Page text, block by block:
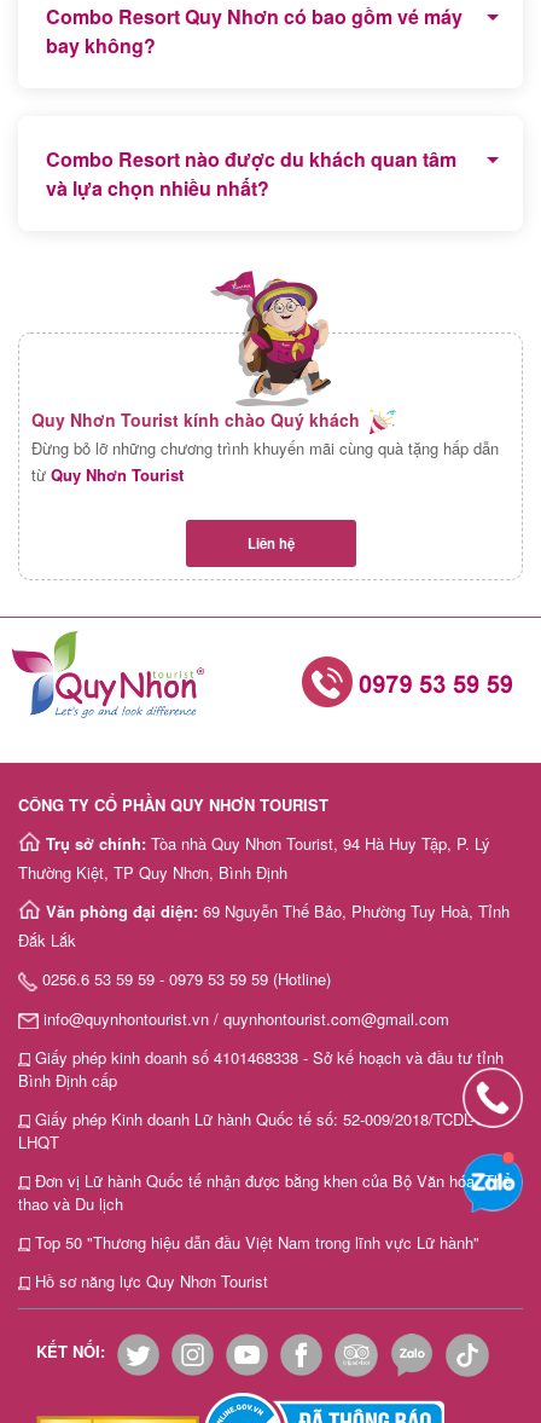
Combo Resort Quy Nhơn có bao gồm vé máy
bay không?
Combo Resort nào được du khách quan tâm
và lựa chọn nhiều nhất?
Quy Nhơn là 2 chương trình Combo được du khách
quan tâm nhiều nhất.
Quy Nhơn Tourist kính chào Quý khách
Đừng bỏ lỡ những chương trình khuyến mãi cùng quà tặng hấp dẫn
từ Quy Nhơn Tourist
Liên hệ
CÔNG TY CỔ PHẦN QUY NHƠN TOURIST
Trụ sở chính: Tòa nhà Quy Nhơn Tourist, 94 Hà Huy Tập, P. Lý
Thường Kiệt, TP Quy Nhơn, Bình Định
Văn phòng đại diện: 69 Nguyễn Thế Bảo, Phường Tuy Hoà, Tỉnh
Đắk Lắk
0256.6 53 59 59 - 0979 53 59 59 (Hotline)
info@quynhontourist.vn / quynhontourist.com@gmail.com
Giấy phép kinh doanh số 4101468338 - Sở kế hoạch và đầu tư tỉnh
Bình Định cấp
Giấy phép Kinh doanh Lữ hành Quốc tế số: 52-009/2018/TCDL-GP
LHQT
Đơn vị Lữ hành Quốc tế nhận được bằng khen của Bộ Văn hóa, Thể
thao và Du lịch
Top 50 "Thương hiệu dẫn đầu Việt Nam trong lĩnh vực Lữ hành"
Hồ sơ năng lực Quy Nhơn Tourist
KẾT NỐI: